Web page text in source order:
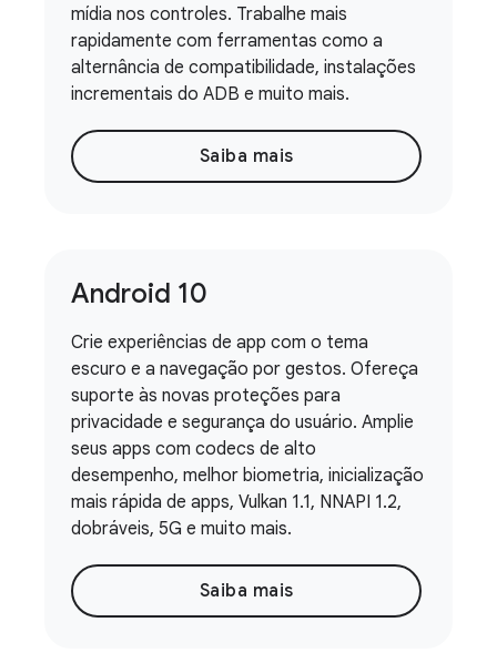
mídia nos controles. Trabalhe mais
rapidamente com ferramentas como a
alternância de compatibilidade, instalações
incrementais do ADB e muito mais.
Saiba mais
Android 10
Crie experiências de app com o tema
escuro e a navegação por gestos. Ofereça
suporte às novas proteções para
privacidade e segurança do usuário. Amplie
seus apps com codecs de alto
desempenho, melhor biometria, inicialização
mais rápida de apps, Vulkan 1.1, NNAPI 1.2,
dobráveis, 5G e muito mais.
Saiba mais